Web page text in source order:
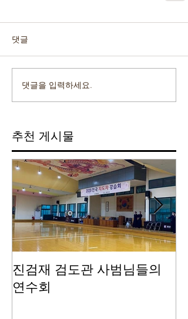
댓글
댓글을 입력하세요.
추천 게시물
진검재 검도관 사범님들의
연수회